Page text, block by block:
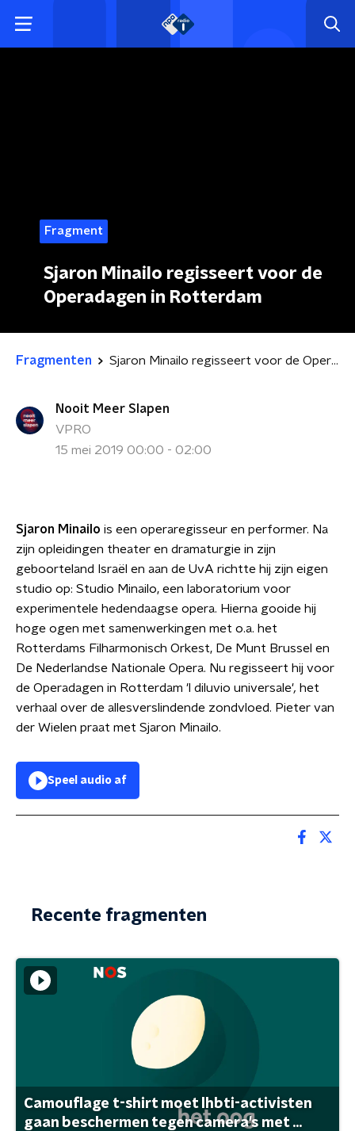
Fragment
Sjaron Minailo regisseert voor de
Operadagen in Rotterdam
Fragmenten Sjaron Minailo regisseert voor de Operadagen in Rotterdam
Nooit Meer Slapen
VPRO
15 mei 2019 00:00 - 02:00
Sjaron Minailo is een operaregisseur en performer. Na
zijn opleidingen theater en dramaturgie in zijn
geboorteland Israël en aan de UvA richtte hij zijn eigen
studio op: Studio Minailo, een laboratorium voor
experimentele hedendaagse opera. Hierna gooide hij
hoge ogen met samenwerkingen met o.a. het
Rotterdams Filharmonisch Orkest, De Munt Brussel en
De Nederlandse Nationale Opera. Nu regisseert hij voor
de Operadagen in Rotterdam 'l diluvio universale', het
verhaal over de allesverslindende zondvloed. Pieter van
der Wielen praat met Sjaron Minailo.
Speel audio af
Recente fragmenten
Camouflage t-shirt moet lhbti-activisten
gaan beschermen tegen camera's met ...